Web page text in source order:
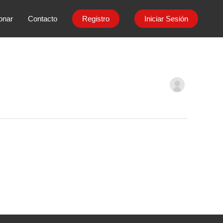
Contacto Registro Iniciar Sesión